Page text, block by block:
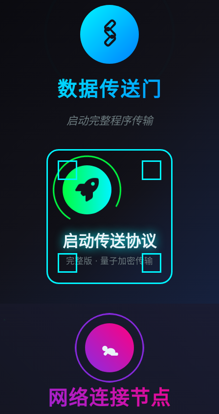
🖇️
数据传送门
启动完整程序传输
启动传送协议
完整版 · 量子加密传输
🚼
网络连接节点